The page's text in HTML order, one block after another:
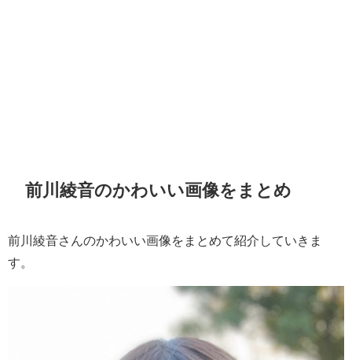
前川綾音のかわいい画像をまとめ
前川綾音さんのかわいい画像をまとめて紹介していきま
す。